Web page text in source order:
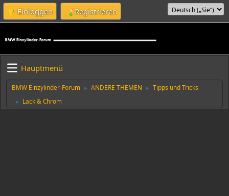
Einloggen Registrieren
Hauptmenü
BMW Einzylinder-Forum ► ANDERE THEMEN ► Tipps und Tricks
► Lack & Chrom